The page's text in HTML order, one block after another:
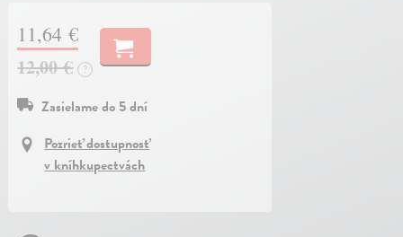
11,64 €
12,00 €
?
Zasielame do 5 dní
Pozrieť dostupnosť
v kníhkupectvách